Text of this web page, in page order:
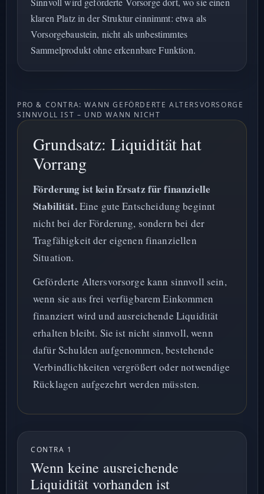
klaren Platz in der Struktur einnimmt: etwa als
Vorsorgebaustein, nicht als unbestimmtes
Sammelprodukt ohne erkennbare Funktion.
PRO & CONTRA: WANN GEFÖRDERTE ALTERSVORSORGE
SINNVOLL IST – UND WANN NICHT
Grundsatz: Liquidität hat
Vorrang
Förderung ist kein Ersatz für finanzielle
Stabilität.Eine gute Entscheidung beginnt
nicht bei der Förderung, sondern bei der
Tragfähigkeit der eigenen finanziellen
Situation.
Geförderte Altersvorsorge kann sinnvoll sein,
wenn sie aus frei verfügbarem Einkommen
finanziert wird und ausreichende Liquidität
erhalten bleibt. Sie ist nicht sinnvoll, wenn
dafür Schulden aufgenommen, bestehende
Verbindlichkeiten vergrößert oder notwendige
Rücklagen aufgezehrt werden müssten.
CONTRA 1
Wenn keine ausreichende
Liquidität vorhanden ist